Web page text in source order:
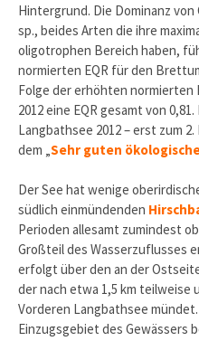
Hintergrund. Die Dominanz
sp., beides Arten die ihre
oligotrophen Bereich haben,
normierten EQR für den
Folge der erhöhten normierten
2012 eine EQR gesamt von
Langbathsee 2012 – erst zum
dem „Sehr guten
Der See hat wenige
südlich einmündenden
Perioden allesamt zumindest
Großteil des Wasserzuflusses
erfolgt über den an der
der nach etwa 1,5 km
Vorderen Langbathsee
Einzugsgebiet des Gewässers